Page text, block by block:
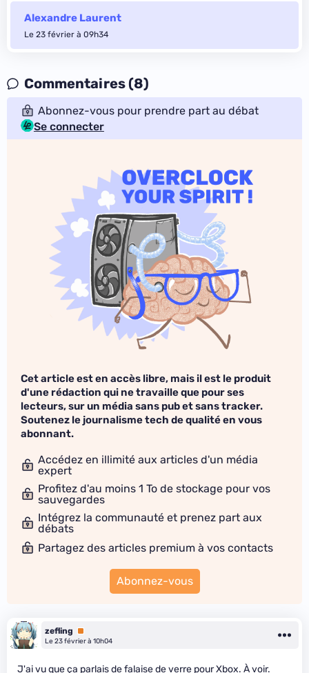
Alexandre Laurent
Le 23 février à 09h34
Commentaires (8)
Abonnez-vous pour prendre part au débat
Se connecter
Cet article est en accès libre, mais il est le produit
d'une rédaction qui ne travaille que pour ses
lecteurs, sur un média sans pub et sans tracker.
Soutenez le journalisme tech de qualité en vous
abonnant.
Accédez en illimité aux articles d'un média
expert
Profitez d'au moins 1 To de stockage pour vos
sauvegardes
Intégrez la communauté et prenez part aux
débats
Partagez des articles premium à vos contacts
Abonnez-vous
zefling
Premium
Le 23 février à 10h04
J'ai vu que ça parlais defalaise de verre pour Xbox. À voir.